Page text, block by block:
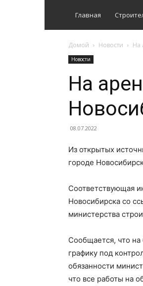
Главная
Домой Новости На
Новости
На
08.07.2022
Из открытых
городе
Соответствующая
Новосибирска со
министерства
Сообщается, что
графику под
обязанности
что все работы на